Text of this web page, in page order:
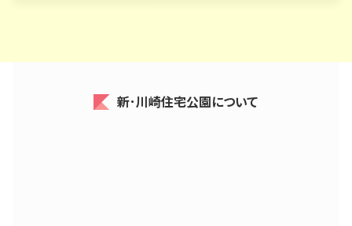
新･川崎住宅公園について